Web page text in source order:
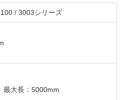
/ 3003シリーズ
最大長：5000mm